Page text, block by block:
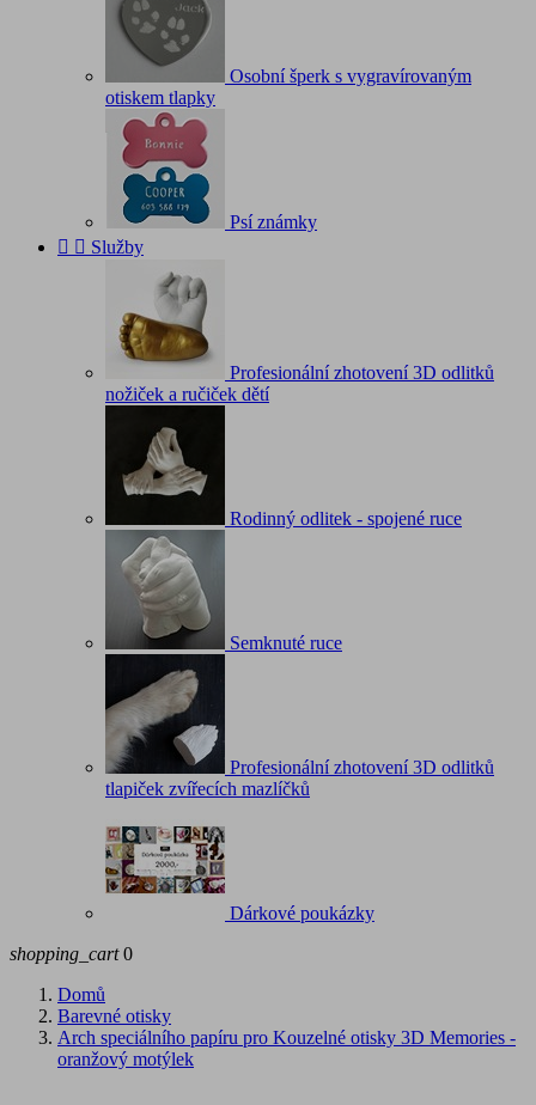
Osobní šperk s vygravírovaným
otiskem tlapky
Psí známky
  Služby
Profesionální zhotovení 3D odlitků
nožiček a ručiček dětí
Rodinný odlitek - spojené ruce
Semknuté ruce
Profesionální zhotovení 3D odlitků
tlapiček zvířecích mazlíčků
Dárkové poukázky
shopping_cart 0
Domů
Barevné otisky
Arch speciálního papíru pro Kouzelné otisky 3D Memories -
oranžový motýlek